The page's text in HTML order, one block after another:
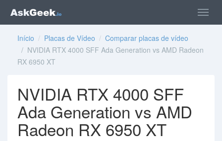
Início / Placas de Vídeo / Comparar placas de vídeo
/ NVIDIA RTX 4000 SFF Ada Generation vs AMD Radeon
RX 6950 XT
NVIDIA RTX 4000 SFF
Ada Generation vs AMD
Radeon RX 6950 XT